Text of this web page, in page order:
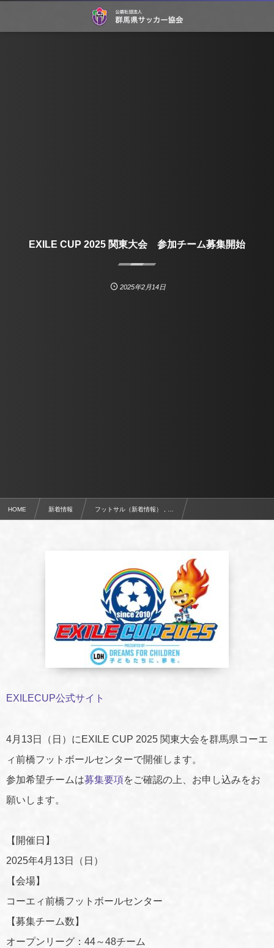
EXILE CUP 2025 関東大会 参加チーム募集開始
2025年2月14日
HOME 新着情報 フットサル（新着情報） , …
EXILECUP公式サイト
4月13日（日）にEXILE CUP 2025 関東大会を群馬県コーエ
ィ前橋フットボールセンターで開催します。
参加希望チームは募集要項をご確認の上、お申し込みをお
願いします。
【開催日】
2025年4月13日（日）
【会場】
コーエィ前橋フットボールセンター
【募集チーム数】
オープンリーグ：44～48チーム